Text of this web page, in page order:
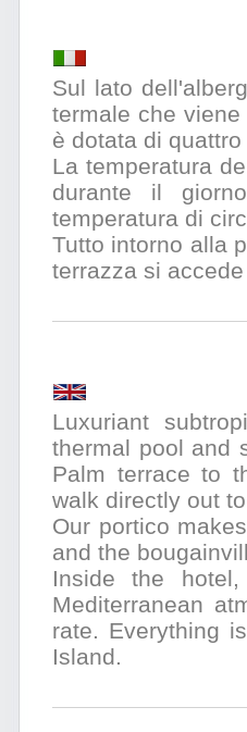
Sul lato
termale che
è dotata di
La temperatura
durante il
temperatura di
Tutto intorno alla
terrazza si
Luxuriant
thermal pool and
Palm terrace to
walk directly out
Our portico
and the
Inside the
Mediterranean
rate. Everything
Island.